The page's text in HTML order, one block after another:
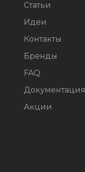
Статьи
Идеи
Контакты
Бренды
FAQ
Документация
Акции